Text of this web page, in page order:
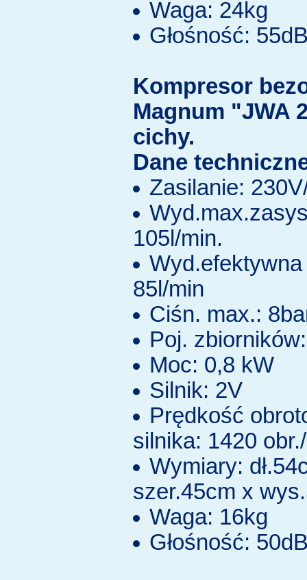
Waga: 24kg
Głośność:
Kompresor
Magnum "JWA
cichy.
Dane
Zasilanie:
105l/min.
85l/min
Ciśn. max.:
Poj.
Moc: 0,8 kW
Silnik: 2V
Prędkość
silnika: 1420
Wymiary:
szer.45cm x
Waga: 16kg
Głośność: